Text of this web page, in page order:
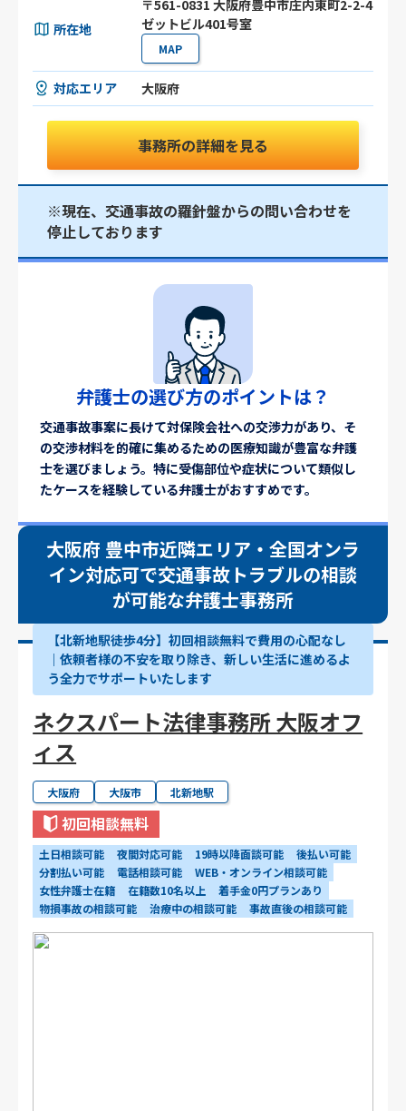
所在地
〒561-0831 大阪府豊中市庄内東町2-2-4
ゼットビル401号室
MAP
対応エリア 大阪府
事務所の詳細を見る
※現在、交通事故の羅針盤からの問い合わせを
停止しております
弁護士の選び方のポイントは？
交通事故事案に長けて対保険会社への交渉力があり、そ
の交渉材料を的確に集めるための医療知識が豊富な弁護
士を選びましょう。特に受傷部位や症状について類似し
たケースを経験している弁護士がおすすめです。
大阪府 豊中市近隣エリア・全国オンラ
イン対応可で交通事故トラブルの相談
が可能な弁護士事務所
【北新地駅徒歩4分】初回相談無料で費用の心配なし
｜依頼者様の不安を取り除き、新しい生活に進めるよ
う全力でサポートいたします
ネクスパート法律事務所 大阪オフ
ィス
大阪府 大阪市 北新地駅
初回相談無料
土日相談可能 夜間対応可能 19時以降面談可能
後払い可能
分割払い可能
電話相談可能
WEB・オンライン相談可能
女性弁護士在籍
在籍数10名以上
着手金0円プランあり
物損事故の相談可能
治療中の相談可能 事故直後の相談可能